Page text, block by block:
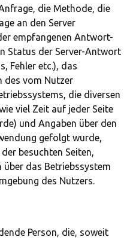
die Methode, die
an den Server
empfangenen Antwort-
Status der Server-Antwort
Fehler etc.), das
des vom Nutzer
die diversen
viel Zeit auf jeder Seite
und Angaben über den
gefolgt wurde,
besuchten Seiten,
das Betriebssystem
des Nutzers.
Person, die, soweit